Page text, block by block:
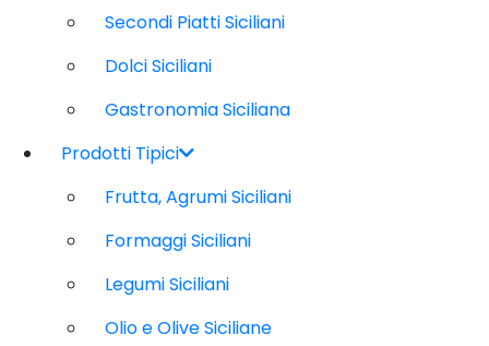
Secondi Piatti Siciliani
Dolci Siciliani
Gastronomia Siciliana
Prodotti Tipici
Frutta, Agrumi Siciliani
Formaggi Siciliani
Legumi Siciliani
Olio e Olive Siciliane